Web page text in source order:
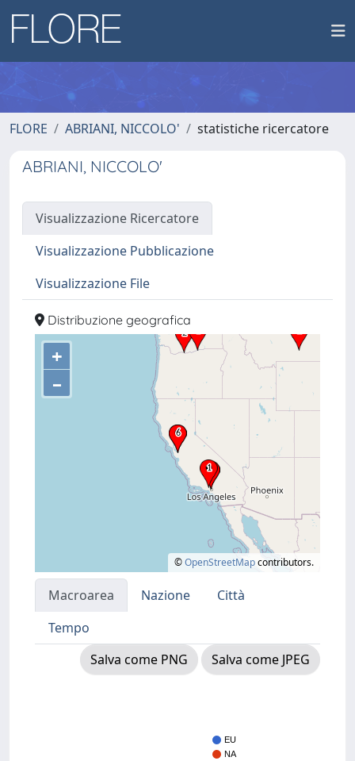
FLORE ABRIANI, NICCOLO' statistiche ricercatore
ABRIANI, NICCOLO'
Visualizzazione Ricercatore
Visualizzazione Pubblicazione
Visualizzazione File
Distribuzione geografica
+
–
©OpenStreetMapcontributors.
Macroarea Nazione
Città
Tempo
Salva come PNG
Salva come JPEG
EU
NA